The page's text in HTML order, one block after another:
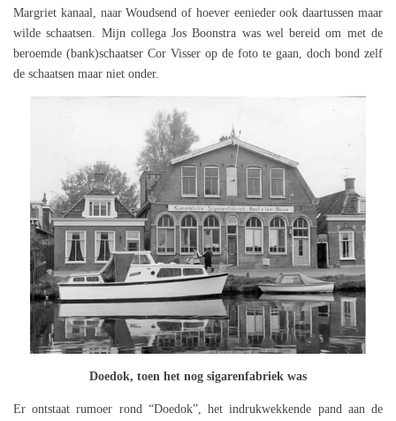
Margriet kanaal, naar Woudsend of hoever eenieder ook daartussen maar
wilde schaatsen. Mijn collega Jos Boonstra was wel bereid om met de
beroemde (bank)schaatser Cor Visser op de foto te gaan, doch bond zelf
de schaatsen maar niet onder.
Doedok, toen het nog sigarenfabriek was
Er ontstaat rumoer rond “Doedok”, het indrukwekkende pand aan de